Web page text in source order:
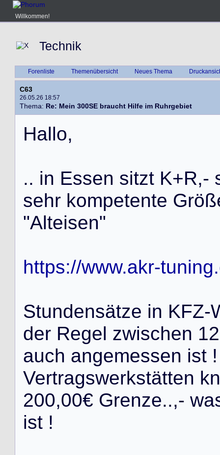
Willkommen!
Technik
Forenliste Themenübersicht Neues Thema
C63
26.05.26 18:57
Thema: Re: Mein 300SE braucht Hilfe im Ruhrgebiet
Hallo,
.. in Essen sitzt K+R,-
sehr kompetente Größ
"Alteisen"
https://www.akr-
Stundensätze in KFZ-
der Regel zwischen 12
auch angemessen ist !
Vertragswerkstätten kn
200,00€ Grenze..,- wa
ist !